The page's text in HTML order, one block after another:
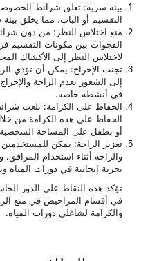
بيئة سرية: تغلق شرائط
التقسيم أو الباب، مما يخلق
منع اختلاس النظر : من دون
الفجوات بين مكونات التقسيم
لاختلاس النظر إلى الأكشاك
تجنب الإحراج: يمكن أن تؤدي
إلى الشعور بعدم الراحة
في أنشطة خاصة.
الحفاظ على الكرامة: تلعب
الحفاظ على هذه الكرامة من
أو تطفل على المساحة
تعزيز الراحة: يمكن للمستخدمين
والراحة أثناء استخدام
تجربة إيجابية في دورات المياه
تؤكد هذه النقاط على الدور
في أقسام المراحيض في منع
والكرامة لشاغلي دورات المياه.